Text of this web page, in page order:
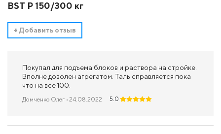
BST P 150/300 кг
+ Добавить отзыв
Покупал для подъема блоков и раствора на стройке.
Вполне доволен агрегатом. Таль справляется пока
что на все 100.
Домченко Олег • 24.08.2022 5.0